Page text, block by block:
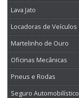
Lava Jato
Locadoras de Veículos
Martelinho de Ouro
Oficinas Mecânicas
Pneus e Rodas
Seguro Automobilístico